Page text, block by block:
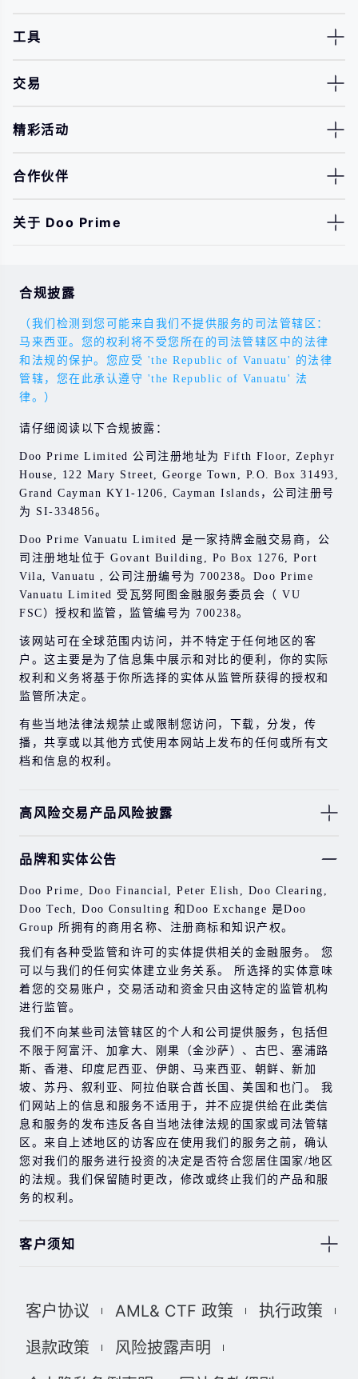
工具
交易
精彩活动
合作伙伴
关于 Doo Prime
合规披露
（我们检测到您可能来自我们不提供服务的司法管辖区：
马来西亚。您的权利将不受您所在的司法管辖区中的法律
和法规的保护。您应受 'the Republic of Vanuatu' 的法律
管辖，您在此承认遵守 'the Republic of Vanuatu' 法
律。）
请仔细阅读以下合规披露：
Doo Prime Limited 公司注册地址为 Fifth Floor, Zephyr
House, 122 Mary Street, George Town, P.O. Box 31493,
Grand Cayman KY1-1206, Cayman Islands，公司注册号
为 SI-334856。
Doo Prime Vanuatu Limited 是一家持牌金融交易商，公
司注册地址位于 Govant Building, Po Box 1276, Port
Vila, Vanuatu , 公司注册编号为 700238。Doo Prime
Vanuatu Limited 受瓦努阿图金融服务委员会（ VU
FSC）授权和监管，监管编号为 700238。
该网站可在全球范围内访问，并不特定于任何地区的客
户。这主要是为了信息集中展示和对比的便利，你的实际
权利和义务将基于你所选择的实体从监管所获得的授权和
监管所决定。
有些当地法律法规禁止或限制您访问，下载，分发，传
播，共享或以其他方式使用本网站上发布的任何或所有文
档和信息的权利。
高风险交易产品风险披露
券，期货，差价合约和其他金融产品交易涉及高风险，可
过去的投资表现并不代表其未来的表现。
在与我们进行任何交易之前，请确保您完全了解使用相应
金融工具进行交易的风险。 如果您不了解此处说明的风
险，则应寻求独立的专业建议。
品牌和实体公告
Doo Prime, Doo Financial, Peter Elish, Doo Clearing,
Doo Tech, Doo Consulting 和Doo Exchange 是Doo
Group 所拥有的商用名称、注册商标和知识产权。
我们有各种受监管和许可的实体提供相关的金融服务。 您
可以与我们的任何实体建立业务关系。 所选择的实体意味
着您的交易账户，交易活动和资金只由这特定的监管机构
进行监管。
我们不向某些司法管辖区的个人和公司提供服务，包括但
不限于阿富汗、加拿大、刚果（金沙萨）、古巴、塞浦路
斯、香港、印度尼西亚、伊朗、马来西亚、朝鲜、新加
坡、苏丹、叙利亚、阿拉伯联合酋长国、美国和也门。 我
们网站上的信息和服务不适用于，并不应提供给在此类信
息和服务的发布违反各自当地法律法规的国家或司法管辖
区。来自上述地区的访客应在使用我们的服务之前，确认
您对我们的服务进行投资的决定是否符合您居住国家/地区
的法规。我们保留随时更改，修改或终止我们的产品和服
务的权利。
客户须知
息，材料或第三方材料（“材料”）仅供参考。 该材料仅被
的投资建议和/或投资推荐。 尽管我们已尽一切合理的努力
客户协议 AML& CTF 政策
执行政策
退款政策
风险披露声明